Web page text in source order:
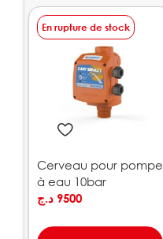
En rupture de stock
Cerveau pour pompe
à eau 10bar
PEDROLLO
9500 د.ج